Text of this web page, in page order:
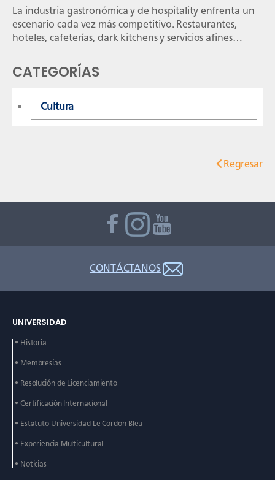
La industria gastronómica y de hospitality enfrenta un
escenario cada vez más competitivo. Restaurantes,
hoteles, cafeterías, dark kitchens y servicios afines
operación diaria para tomar decisiones estratégicas,
optimizar recursos y generar crecimiento sostenible. El
diseñado para […]
CATEGORÍAS
Cultura
Regresar
CONTÁCTANOS
UNIVERSIDAD
• Historia
• Membresías
• Resolución de Licenciamiento
• Certificación Internacional
• Estatuto Universidad LeCordon Bleu
• Experiencia Multicultural
• Noticias